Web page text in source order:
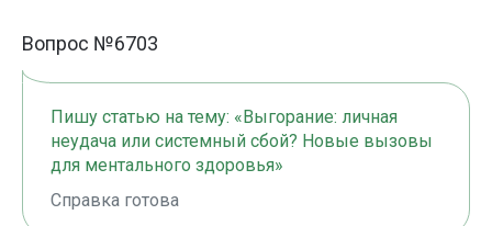
Вопрос №6703
Пишу статью на тему: «Выгорание: личная
неудача или системный сбой? Новые вызовы
для ментального здоровья»
Справка готова